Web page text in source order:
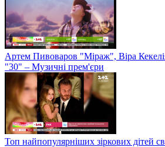
Артем Пивоваров "Міраж", Віра
"30" – Музичні прем'єри
Топ найпопулярніших зіркових дітей